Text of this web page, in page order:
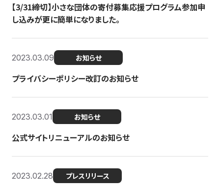
【3/31締切】小さな団体の寄付募集応援プログラム参加申
し込みが更に簡単になりました。
2023.03.09 お知らせ
プライバシーポリシー改訂のお知らせ
2023.03.01 お知らせ
公式サイトリニューアルのお知らせ
2023.02.28 プレスリリース